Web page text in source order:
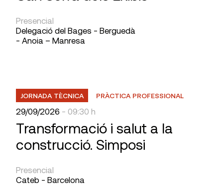
Presencial
Delegació del Bages - Berguedà
- Anoia – Manresa
JORNADA TÈCNICA PRÀCTICA PROFESSIONAL
29/09/2026 - 09:30 h
Transformació i salut a la
construcció. Simposi
Presencial
Cateb - Barcelona